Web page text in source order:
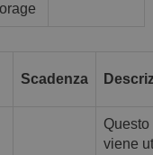
Scadenza
viene